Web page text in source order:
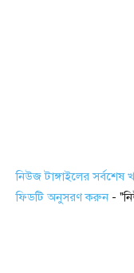
নিউজ টাঙ্গাইলের
ফিডটি অনুসরণ করুন -